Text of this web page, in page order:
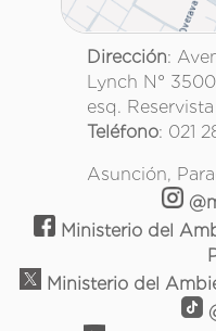
Dirección:
Lynch N°
esq.
Teléfono: 021
Asunción,
Ministerio del
Ministerio del